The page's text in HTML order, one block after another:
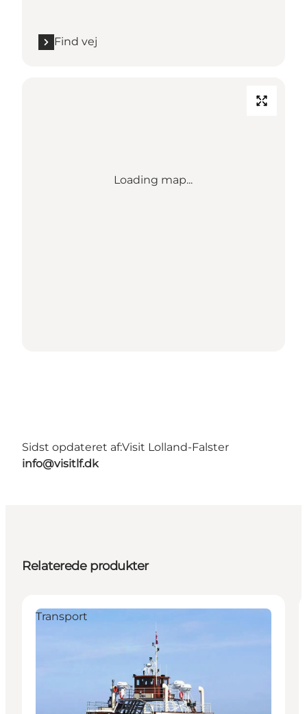
Find vej
Loading map...
Sidst opdateret af:Visit Lolland-Falster
info@visitlf.dk
Relaterede produkter
Transport